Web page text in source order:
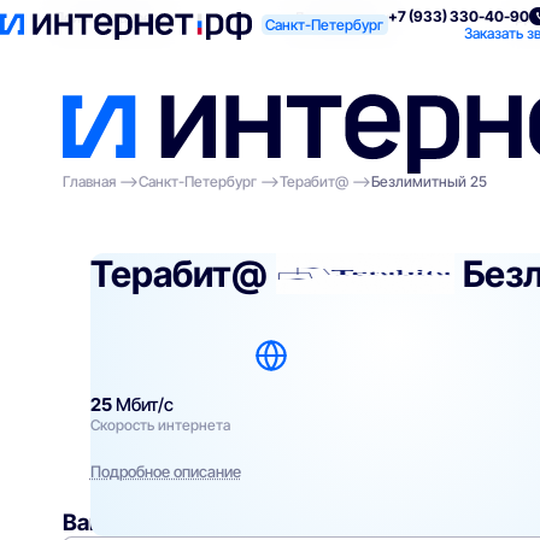
Санкт-Петербург +7 (933) 330-40-90
Заказать
Поиск по адресу Для квартиры
Главная
Санкт-Петербург Терабит@ Безлимитный 25
Терабит@
25Мбит/с
Скорость интернета
Подробное описание
Вам могут подойти